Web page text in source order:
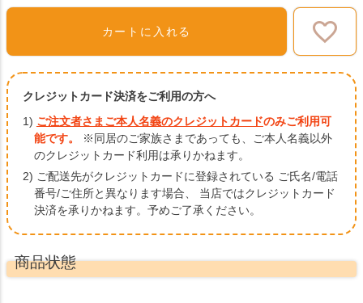
カートに入れる
クレジットカード決済をご利用の方へ
1) ご注文者さまご本人名義のクレジットカードのみご利用可
能です。
※同居のご家族さまであっても、ご本人名義以外
のクレジットカード利用は承りかねます。
2) ご配送先がクレジットカードに登録されている ご氏名/電話
番号/ご住所と異なります場合、
当店ではクレジットカード
決済を承りかねます。予めご了承ください。
商品状態